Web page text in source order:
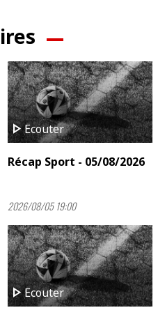
play_arrowEcouter
Récap Sport - 05/08/2026
2026/08/05 19:00
play_arrowEcouter